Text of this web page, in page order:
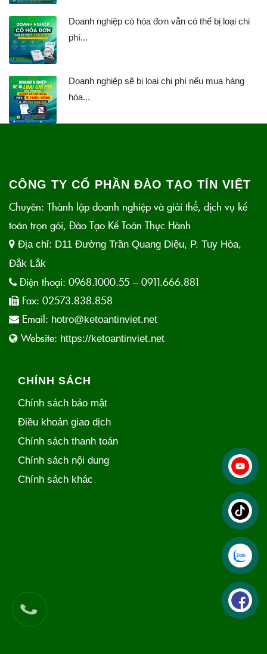
Doanh nghiệp có hóa đơn vẫn có thể bị loại chi
phí...
Doanh nghiệp sẽ bị loại chi phí nếu mua hàng
hóa...
CÔNG TY CỔ PHẦN ĐÀO TẠO TÍN VIỆT
Chuyên: Thành lập doanh nghiệp và giải thể, dịch vụ kế
toán trọn gói, Đào Tạo Kế Toán Thực Hành
Địa chỉ: D11 Đường Trần Quang Diệu, P. Tuy Hòa,
Đắk Lắk
Điện thoại: 0968.1000.55 – 0911.666.881
Fax: 02573.838.858
Email: hotro@ketoantinviet.net
Website: https://ketoantinviet.net
CHÍNH SÁCH
Chính sách bảo mật
Điều khoản giao dịch
Chính sách thanh toán
Chính sách nội dung
Chính sách khác